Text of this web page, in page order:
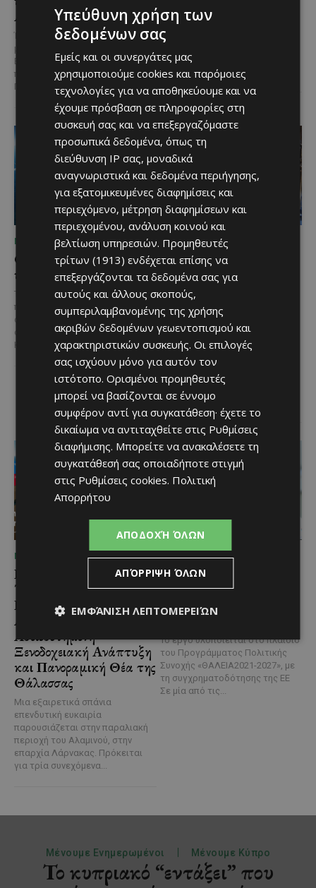
Λεμεσού
Έργο προϋπολογισμού €9,2 εκατ.
με συγχρηματοδότηση από την
Ε.Ε. Με τελετή που
πραγματοποιήθηκε το πρωί της
Πέμπτης, 6 Αυγούστου...
Λίγες αυτοκινητοβιομηχανίες
μπορούν να ισχυριστούν ότι το
όνομά τους έγινε συνώνυμο της
ίδιας της ιστορίας του
αυτοκινήτου. Η...
ΜΈΝΟΥΜΕ ΕΝΗΜΕΡΩΜΈΝΟΙ
Ο τουρισμός ως εθνική
υπόθεση
Του Γιάννου Πανταζή* Είναι κοινή
πεποίθηση ότι ο τουρισμός
αποτελεί μία από τις
σημαντικότερες βιομηχανίες της
Κύπρου και διαχρονικά...
ΜΈΝΟΥΜΕ ΕΝΗΜΕΡΩΜΈΝΟΙ
Ο Λευκαρίτικος τταβάς:
Η αυθεντική κυπριακή
συνταγή που περνά από
γενιά σε γενιά
Ανάμεσα στα πιο
χαρακτηριστικά φαγητά της
κυπριακής παραδοσιακής
κουζίνας ξεχωρίζει ο
Λευκαρίτικος τταβάς, ένα
φαγητό που συνδέεται
άρρηκτα...
ΜΈΝΟΥΜΕ ΕΝΗΜΕΡΩΜΈΝΟΙ
Εμβληματική
Τουριστική Έκταση στην
Παραλιακή Ζώνη
Αλαμινού με
Αδειοδοτημένη
Ξενοδοχειακή Ανάπτυξη
και Πανοραμική Θέα της
Θάλασσας
Μια εξαιρετικά σπάνια
επενδυτική ευκαιρία
παρουσιάζεται στην παραλιακή
περιοχή του Αλαμινού, στην
επαρχία Λάρνακας. Πρόκειται
για τρία συνεχόμενα...
ΜΈΝΟΥΜΕ ΕΝΗΜΕΡΩΜΈΝΟΙ
Επένδυση €31 εκατ. για
εκσυγχρονισμό των
Υπηρεσιών Κοινωνικής
Ευημερίας
Το έργο υλοποιείται στο πλαίσιο
του Προγράμματος Πολιτικής
Συνοχής «ΘΑΛΕΙΑ2021-2027», με
τη συγχρηματοδότησης της ΕΕ
Σε μία από τις...
Υπεύθυνη χρήση των
δεδομένων σας
Εμείς και οι συνεργάτες μας
χρησιμοποιούμε cookies και παρόμοιες
τεχνολογίες για να αποθηκεύουμε και να
έχουμε πρόσβαση σε πληροφορίες στη
συσκευή σας και να επεξεργαζόμαστε
προσωπικά δεδομένα, όπως τη
διεύθυνση IP σας, μοναδικά
αναγνωριστικά και δεδομένα περιήγησης,
για εξατομικευμένες διαφημίσεις και
περιεχόμενο, μέτρηση διαφημίσεων και
περιεχομένου, ανάλυση κοινού και
βελτίωση υπηρεσιών. Προμηθευτές
τρίτων (1913) ενδέχεται επίσης να
επεξεργάζονται τα δεδομένα σας για
αυτούς και άλλους σκοπούς,
συμπεριλαμβανομένης της χρήσης
ακριβών δεδομένων γεωεντοπισμού και
χαρακτηριστικών συσκευής. Οι επιλογές
σας ισχύουν μόνο για αυτόν τον
ιστότοπο. Ορισμένοι προμηθευτές
μπορεί να βασίζονται σε έννομο
συμφέρον αντί για συγκατάθεση· έχετε το
δικαίωμα να αντιταχθείτε στις Ρυθμίσεις
διαφήμισης. Μπορείτε να ανακαλέσετε τη
συγκατάθεσή σας οποιαδήποτε στιγμή
στις Ρυθμίσεις cookies. Πολιτική
Απορρήτου
ΑΠΟΔΟΧΉ ΌΛΩΝ
ΑΠΌΡΡΙΨΗ ΌΛΩΝ
ΕΜΦΆΝΙΣΗ ΛΕΠΤΟΜΕΡΕΙΏΝ